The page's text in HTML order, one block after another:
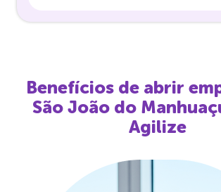
Benefícios de abrir
São João do
Agilize